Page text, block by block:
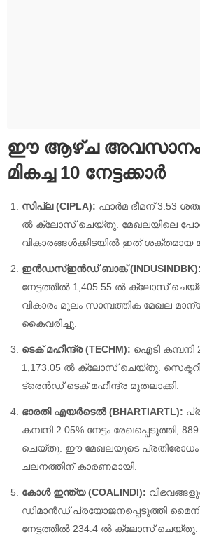
ഈ ആഴ്‌ച അവസാനം
മികച്ച 10 നേട്ടക്കാർ
സിപ്ല (CIPLA): ഫാർമ ഭീമന് 3.53
ൽ ക്ലോസ് ചെയ്തു. മേഖലയിലെ
വികാരങ്ങൾക്കിടയിൽ ഇത് ശക്തമായ
ഇൻഡസ്ഇൻഡ് ബാങ്ക് (INDUSINDBK):
നേട്ടത്തിൽ 1,405.55 ൽ ക്ലോസ്
വികാരം മൂലം സാമ്പത്തിക മേഖല
കൈവരിച്ചു.
ടെക് മഹീന്ദ്ര (TECHM): ഐടി കമ്പനി
1,173.05 ൽ ക്ലോസ് ചെയ്തു.
ട്രെൻഡ് ടെക് മഹീന്ദ്ര മുതലാക്കി.
ഭാരതി എയർടെൽ (BHARTIARTL):
കമ്പനി 2.05% നേട്ടം രേഖപ്പെടുത്തി,
ചെയ്തു. ഈ മേഖലയുടെ പ്രതിരോധം
ചലനത്തിന് കാരണമായി.
കോൾ ഇന്ത്യ (COALINDI):
ഡിമാൻഡ് പ്രയോജനപ്പെടുത്തി
നേട്ടത്തിൽ 234.4 ൽ ക്ലോസ് ചെയ്തു.